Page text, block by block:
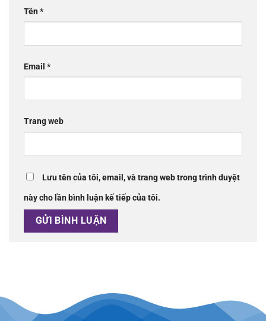
Tên*
Email *
Trang web
Lưu tên của tôi, email, và trang web trong trình duyệt
này cho lần bình luận kế tiếp của tôi.